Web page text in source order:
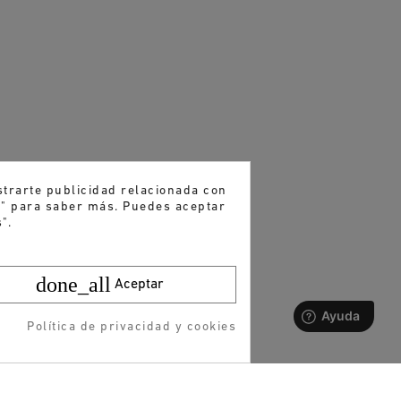
publicidad relacionada con
para saber más. Puedes aceptar
done_all Aceptar
Política de privacidad y cookies